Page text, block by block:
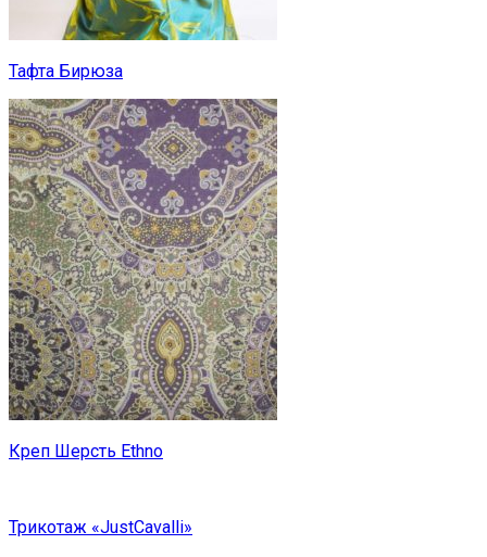
Тафта Бирюза
Креп Шерсть Ethno
Трикотаж «JustCavalli»